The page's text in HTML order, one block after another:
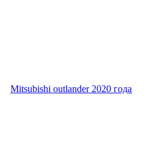
Mitsubishi outlander 2020 года